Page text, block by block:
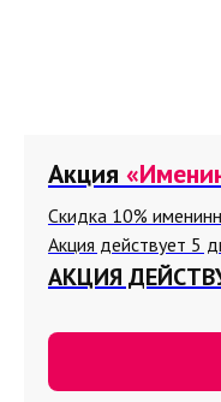
Акция
Скидка 10%
Акция действует 5
АКЦИЯ